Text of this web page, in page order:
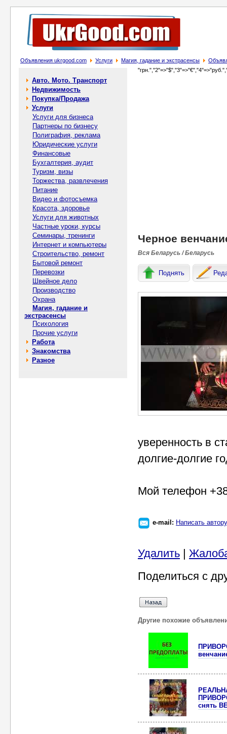
Объявления ukrgood.com Услуги Магия, гадание и экстрасенсы
Авто. Мото. Транспорт
Недвижимость
Покупка/Продажа
Услуги
Услуги для бизнеса
Партнеры по бизнесу
Полиграфия, реклама
Юридические услуги
Финансовые
Бухгалтерия, аудит
Туризм, визы
Торжества, развлечения
Питание
Видео и фотосъемка
Красота, здоровье
Услуги для животных
Частные уроки, курсы
Семинары, тренинги
Интернет и компьютеры
Строительство, ремонт
Бытовой ремонт
Перевозки
Швейное дело
Производство
Охрана
Магия, гадание и
экстрасенсы
Психология
Прочие услуги
Работа
Знакомства
Разное
Черное
Вся Беларусь / Беларусь
Поднять
уверенность в
долгие-долгие
Мой телефон
e-mail: Написать автору
Удалить |
Поделиться с
Другие похожие
снять